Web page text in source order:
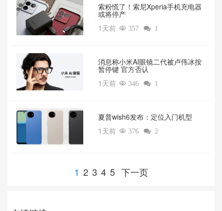
索粉慌了！索尼Xperia手机充电器
或将停产
1天前  357  1
消息称小米AI眼镜二代被卢伟冰按
暂停键 官方否认
1天前  346  1
夏普wish6发布：定位入门机型
1天前  376  2
1 2 3 4 5 下一页